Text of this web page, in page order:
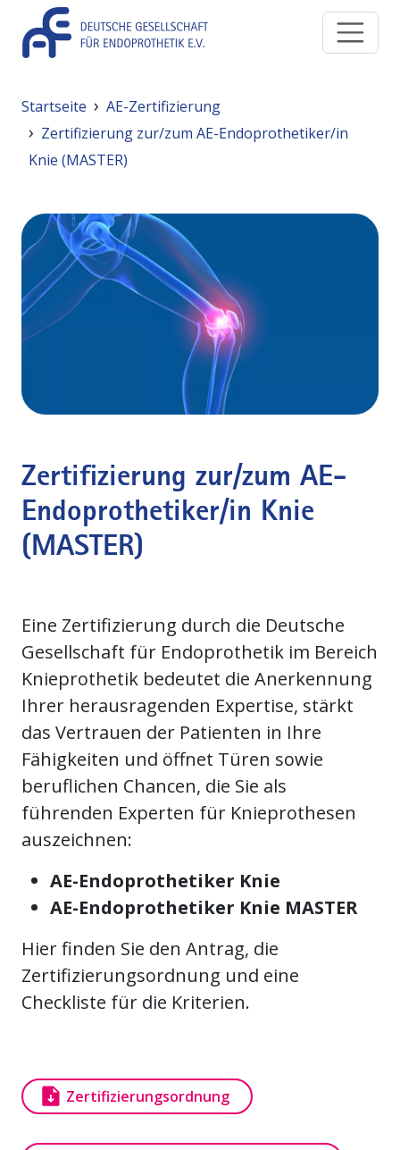
Direkt zum Inhalt
Pfadnavigation
Startseite
AE-Zertifizierung
Zertifizierung zur/zum AE-Endoprothetiker/in
Knie (MASTER)
Zertifizierung zur/zum AE-
Endoprothetiker/in Knie
(MASTER)
Eine Zertifizierung durch die Deutsche
Gesellschaft für Endoprothetik im Bereich
Knieprothetik bedeutet die Anerkennung
Ihrer herausragenden Expertise, stärkt
das Vertrauen der Patienten in Ihre
Fähigkeiten und öffnet Türen sowie
beruflichen Chancen, die Sie als
führenden Experten für Knieprothesen
auszeichnen:
AE-Endoprothetiker Knie
AE-Endoprothetiker Knie MASTER
Hier finden Sie den Antrag, die
Zertifizierungsordnung und eine
Checkliste für die Kriterien.
Zertifizierungsordnung